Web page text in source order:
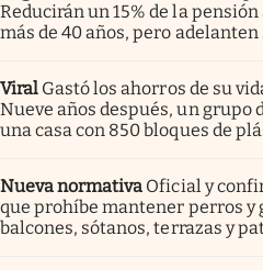
Reducirán un 15% de la
más de 40 años, pero
Viral Gastó los ahorros de su
Nueve años después, un grupo
una casa con 850 bloques de
Nueva normativa Oficial y
que prohíbe mantener perros y
balcones, sótanos, terrazas y